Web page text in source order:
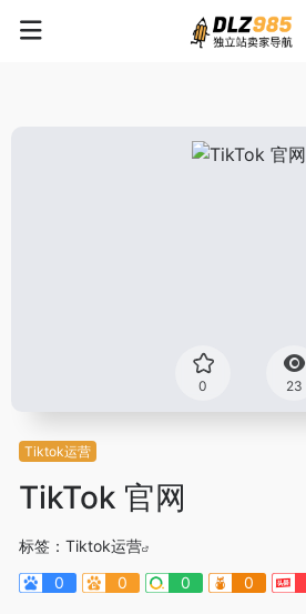
0 23
Tiktok运营
TikTok 官网
标签： Tiktok运营
0
0 0 0